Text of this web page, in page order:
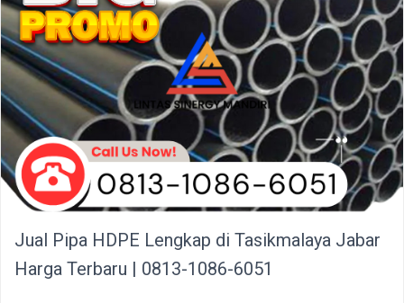
Jual Pipa HDPE Lengkap di Tasikmalaya Jabar
Harga Terbaru | 0813-1086-6051